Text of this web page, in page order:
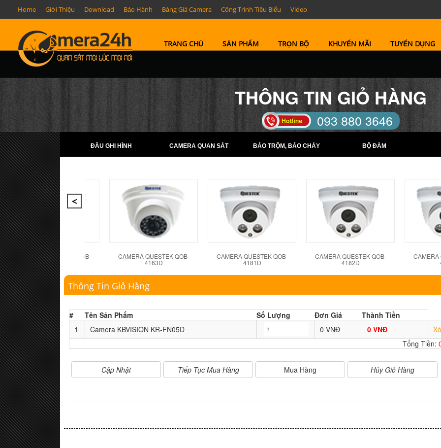
Home Giới Thiệu Download Bảo Hành Bảng Giá Camera Công Trình Tiêu Biểu Video
TRANG CHỦ SẢN PHẨM TRỌN BỘ KHUYẾN MÃI TUYỂN DỤNG
THÔNG TIN GIỎ HÀNG
093 880 3646
TELL: (0274) 6569422 -
(0274) 6569423
ĐẦU GHI HÌNH CAMERA QUAN SÁT BÁO TRỘM, BÁO CHÁY BỘ ĐÀM
CAMERA QUESTEK QOB-
4162D
CAMERA QUESTEK QOB-
4163D
CAMERA QUESTEK QOB-
4181D
CAMERA QUESTEK QOB-
4182D
CAMERA
Thông Tin Giỏ Hàng
# Tên Sản Phẩm Số Lượng Đơn Giá
Thành Tiền
1
Camera KBVISION KR-FN05D 0 VNĐ 0 VNĐ
Tổng Tiền:
Mua Hàng